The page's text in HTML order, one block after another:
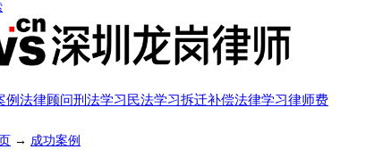
例法律顾问刑法学习 民法学习拆迁补偿法律学习律师费
→ 成功案例